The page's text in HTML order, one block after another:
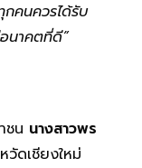
กคนควรได้รับ
นาคตที่ดี”
ชน นางสาวพร
ดเชียงใหม่